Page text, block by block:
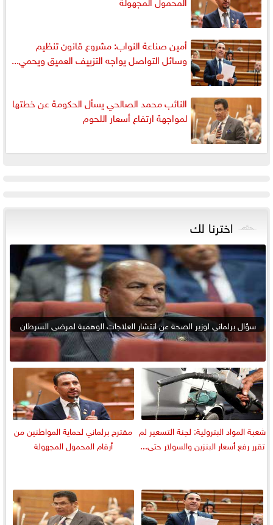
أمين صناعة النواب: مشروع قانون تنظيم
وسائل التواصل يواجه التزييف العميق ويحمي...
النائب محمد الصالحي يسأل الحكومة عن خطتها
لمواجهة ارتفاع أسعار اللحوم
اخترنا لك
سؤال برلماني لوزير الصحة عن انتشار العلاجات الوهمية لمرضى السرطان
شعبة المواد البترولية: لجنة التسعير لم
تقرر رفع أسعار البنزين والسولار حتى...
مقترح برلماني لحماية المواطنين من
أرقام المحمول المجهولة